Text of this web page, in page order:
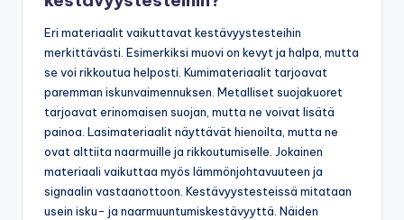
Eri materiaalit vaikuttavat kestävyystesteihin
merkittävästi. Esimerkiksi muovi on kevyt ja halpa, mutta
se voi rikkoutua helposti. Kumimateriaalit tarjoavat
paremman iskunvaimennuksen. Metalliset suojakuoret
tarjoavat erinomaisen suojan, mutta ne voivat lisätä
painoa. Lasimateriaalit näyttävät hienoilta, mutta ne
ovat alttiita naarmuille ja rikkoutumiselle. Jokainen
materiaali vaikuttaa myös lämmönjohtavuuteen ja
signaalin vastaanottoon. Kestävyystesteissä mitataan
usein isku- ja naarmuuntumiskestävyyttä. Näiden